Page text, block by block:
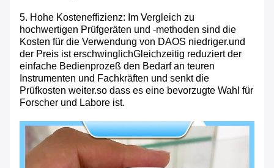
5. Hohe Kosteneffizienz: Im Vergleich zu
hochwertigen Prüfgeräten und -methoden sind die
Kosten für die Verwendung von DAOS niedriger.und
der Preis ist erschwinglichGleichzeitig reduziert der
einfache Bedienprozeß den Bedarf an teuren
Instrumenten und Fachkräften und senkt die
Prüfkosten weiter.so dass es eine bevorzugte Wahl für
Forscher und Labore ist.